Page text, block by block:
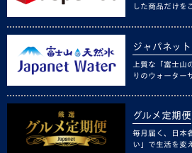
した商品だけを
ジャパネッ
上質な「富士山
りのウォーター
グルメ定期便
毎月届く、日本
い」で生活を変